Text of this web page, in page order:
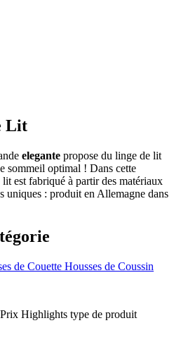
Lit
elegante propose du linge de lit
sommeil optimal ! Dans cette
est fabriqué à partir des matériaux
uniques : produit en Allemagne dans
de Couette Housses de Coussin
Prix Highlights type de produit